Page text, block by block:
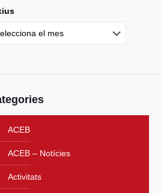
ACEB
ACEB – Notícies
Activitats